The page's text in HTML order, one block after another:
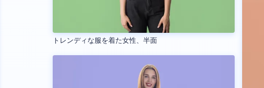
トレンディな服を着た女性、半面